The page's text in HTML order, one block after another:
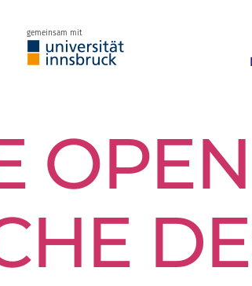
gemeinsam mit